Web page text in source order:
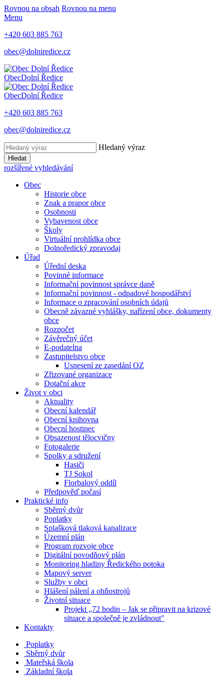
Rovnou na obsah Rovnou na menu
Menu
+420 603 885 763
obec@dolniredice.cz
ObecDolní Ředice
ObecDolní Ředice
+420 603 885 763
obec@dolniredice.cz
Hledaný výraz
Hledat
rozšířené vyhledávání
Obec
Historie obce
Znak a prapor obce
Osobnosti
Vybavenost obce
Školy
Virtuální prohlídka obce
Dolnoředický zpravodaj
Úřad
Úřední deska
Povinné informace
Informační povinnost správce daně
Informační povinnost - odpadové hospodářství
Informace o zpracování osobních údajů
Obecně závazné vyhlášky, nařízení obce, dokumenty
obce
Rozpočet
Závěrečný účet
E-podatelna
Zastupitelstvo obce
Usnesení ze zasedání OZ
Zřizované organizace
Dotační akce
Život v obci
Aktuality
Obecní kalendář
Obecní knihovna
Obecní hostinec
Obsazenost tělocvičny
Fotogalerie
Spolky a sdružení
Hasiči
TJ Sokol
Florbalový oddíl
Předpověď počasí
Praktické info
Sběrný dvůr
Poplatky
Splašková tlaková kanalizace
Územní plán
Program rozvoje obce
Digitální povodňový plán
Monitoring hladiny Ředického potoka
Mapový server
Služby v obci
Hlášení pálení a ohňostrojů
Životní situace
Projekt „72 hodin – Jak se připravit na krizové
situace a společně je zvládnout"
Kontakty
Poplatky
Sběrný dvůr
Mateřská škola
Základní škola